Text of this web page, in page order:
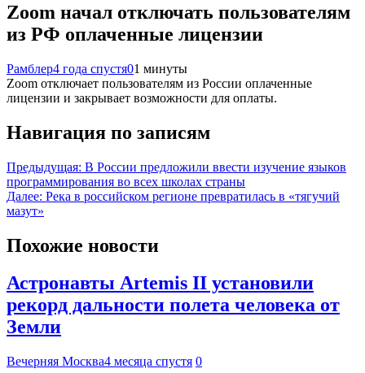
Zoom начал отключать пользователям
из РФ оплаченные лицензии
Рамблер4 года спустя01 минуты
Zoom отключает пользователям из России оплаченные
лицензии и закрывает возможности для оплаты.
Навигация по записям
Предыдущая: В России предложили ввести изучение языков
программирования во всех школах страны
Далее: Река в российском регионе превратилась в «тягучий
мазут»
Похожие новости
Астронавты Artemis II установили
рекорд дальности полета человека от
Земли
Вечерняя Москва4 месяца спустя 0